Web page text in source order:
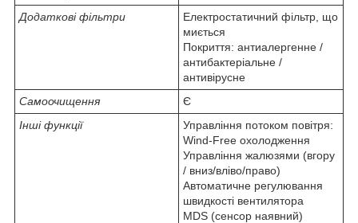
Додаткові фільтри
Електростатичний фільтр, що
миється
Покриття: антиалергенне /
антибактеріальне /
антивірусне
Самоочищення
Є
Інші функції
Управління потоком повітря:
Wind-Free охолодження
Управління жалюзями (вгору
/ вниз/вліво/право)
Автоматичне регулювання
швидкості вентилятора
MDS (сенсор наявний)